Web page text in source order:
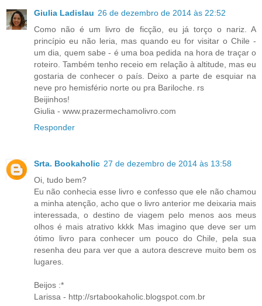
Giulia Ladislau 26 de dezembro de 2014 às 22:52
Como não é um livro de ficção, eu já torço o nariz. A
princípio eu não leria, mas quando eu for visitar o Chile -
um dia, quem sabe - é uma boa pedida na hora de traçar o
roteiro. Também tenho receio em relação à altitude, mas eu
gostaria de conhecer o país. Deixo a parte de esquiar na
neve pro hemisfério norte ou pra Bariloche. rs
Beijinhos!
Giulia - www.prazermechamolivro.com
Responder
Srta. Bookaholic 27 de dezembro de 2014 às 13:58
Oi, tudo bem?
Eu não conhecia esse livro e confesso que ele não chamou
a minha atenção, acho que o livro anterior me deixaria mais
interessada, o destino de viagem pelo menos aos meus
olhos é mais atrativo kkkk Mas imagino que deve ser um
ótimo livro para conhecer um pouco do Chile, pela sua
resenha deu para ver que a autora descreve muito bem os
lugares.
Beijos :*
Larissa - http://srtabookaholic.blogspot.com.br